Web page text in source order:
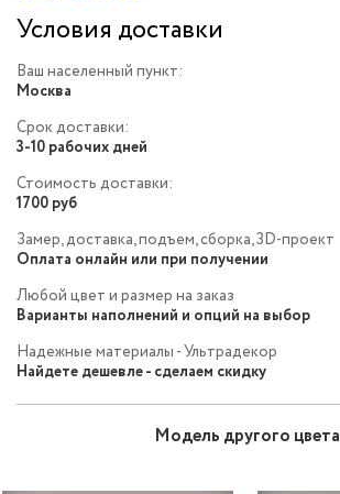
Условия доставки
Ваш населенный пункт:
Москва
Срок доставки:
3-10 рабочих дней
Стоимость доставки:
1700 руб
Замер, доставка, подъем, сборка, 3D-проект
Оплата онлайн или при получении
Любой цвет и размер на заказ
Варианты наполнений и опций на выбор
Надежные материалы - Ультрадекор
Найдете дешевле - сделаем скидку
Модель другого цвета